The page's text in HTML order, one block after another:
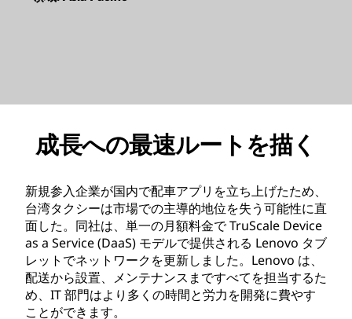
成長への最速ルートを描く
新規参入企業が国内で配車アプリを立ち上げたため、
台湾タクシーは市場での主導的地位を失う可能性に直
面した。同社は、単一の月額料金で TruScale Device
as a Service (DaaS) モデルで提供される Lenovo タブ
レットでネットワークを更新しました。Lenovo は、
配送から設置、メンテナンスまですべてを担当するた
め、IT 部門はより多くの時間と労力を開発に費やす
ことができます。